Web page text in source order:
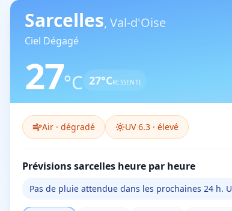
Sarcelles, Val-d'Oise
Ciel Dégagé
27°C 27°CRESSENTI
Air · dégradé UV6.3 · élevé
Prévisions sarcelles heure par heure
Pas de pluie attendue dans les prochaines 24 h.